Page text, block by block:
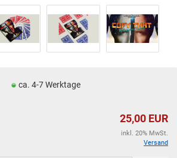
ca. 4-7 Werktage
25,00 EUR
inkl. 20% MwSt.
Versand